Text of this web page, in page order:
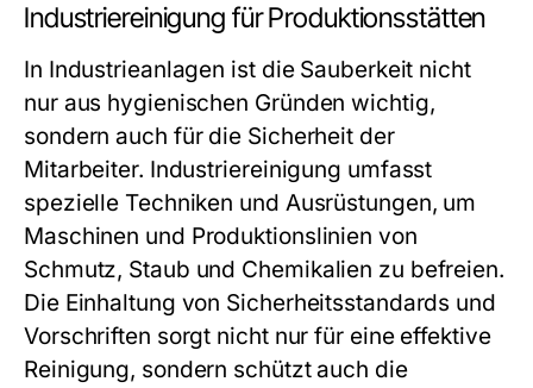
Industriereinigung für Produktionsstätten
In Industrieanlagen ist die Sauberkeit nicht
nur aus hygienischen Gründen wichtig,
sondern auch für die Sicherheit der
Mitarbeiter. Industriereinigung umfasst
spezielle Techniken und Ausrüstungen, um
Maschinen und Produktionslinien von
Schmutz, Staub und Chemikalien zu befreien.
Die Einhaltung von Sicherheitsstandards und
Vorschriften sorgt nicht nur für eine effektive
Reinigung, sondern schützt auch die